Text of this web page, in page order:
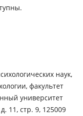
наук,
факультет
университет
11, стр. 9, 125009